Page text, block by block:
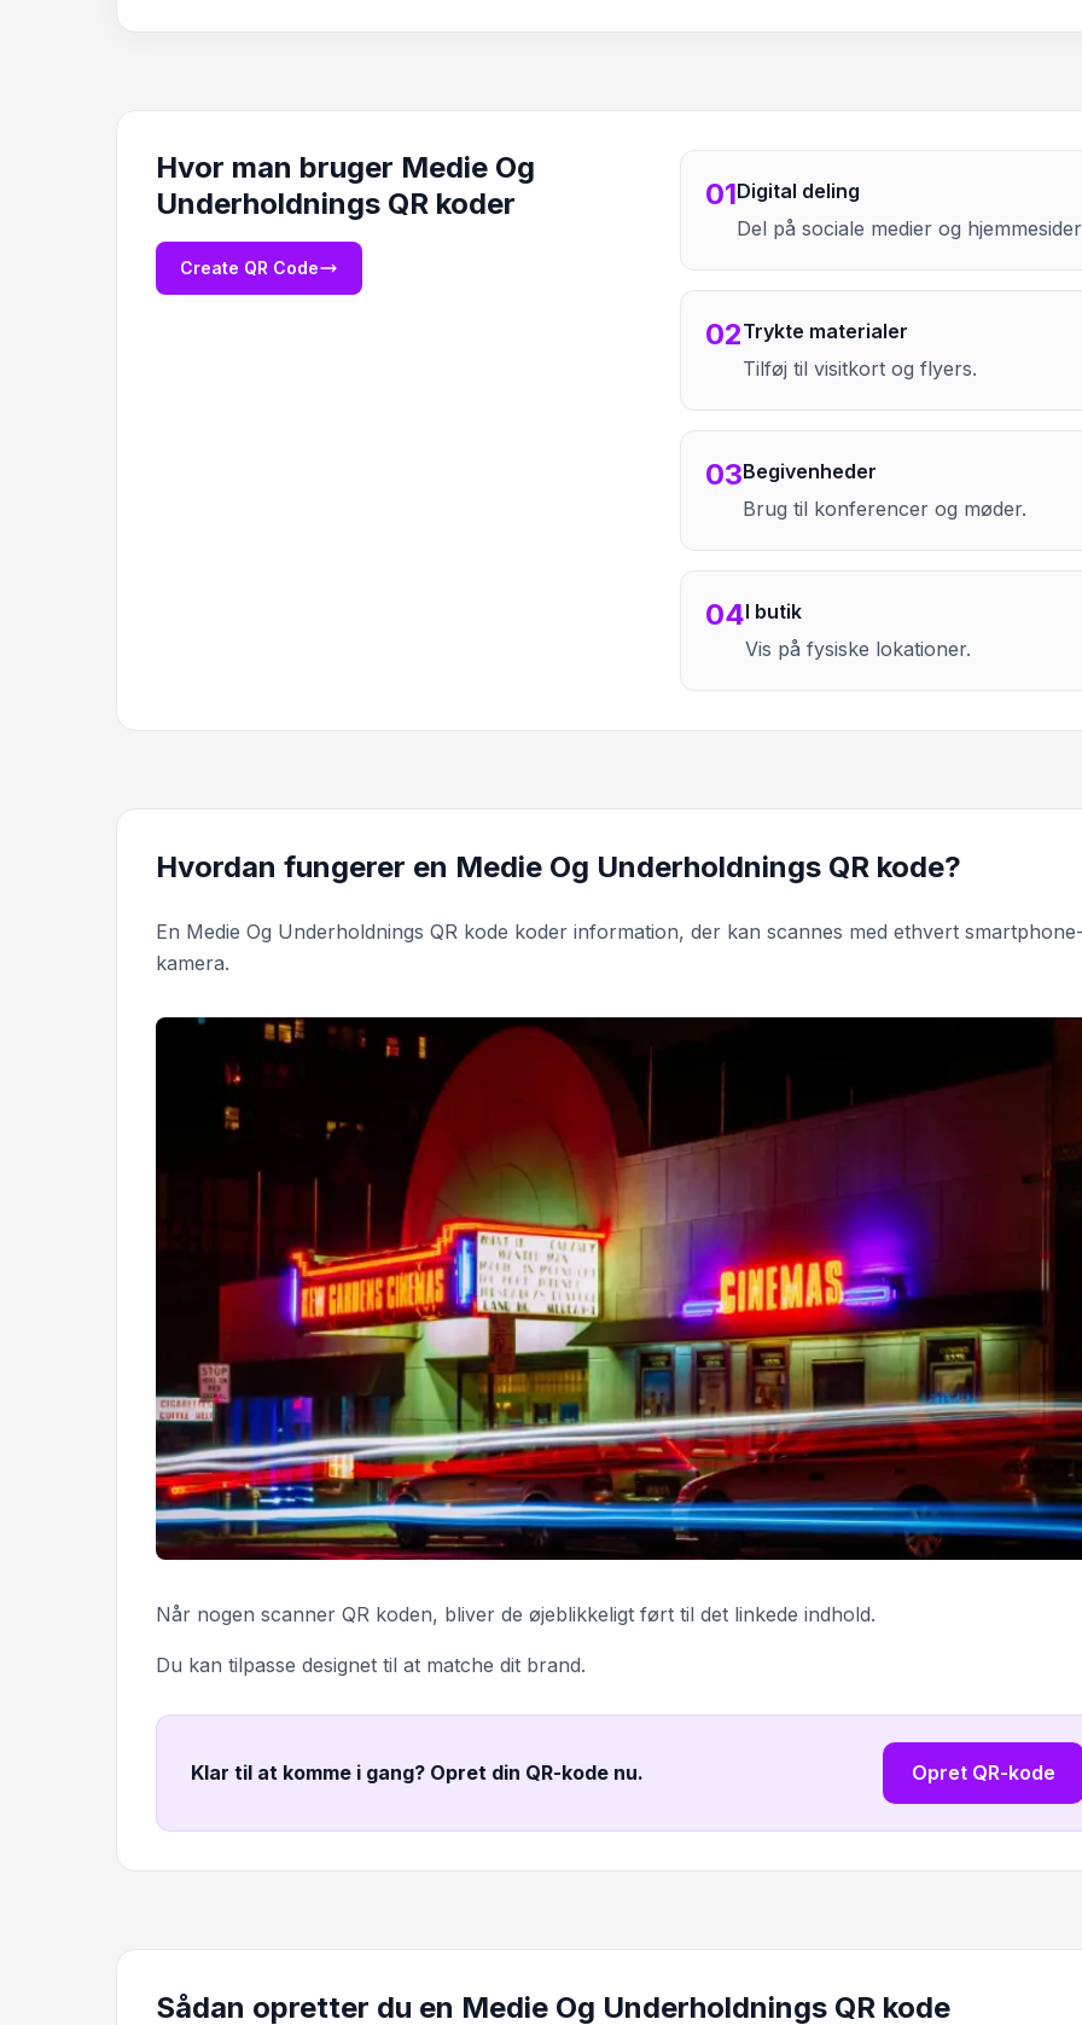
Hvor man bruger Medie Og
Underholdnings QR koder
Create QR Code
01Digital deling
Del på sociale medier og
02Trykte materialer
Tilføj til visitkort og flyers.
03Begivenheder
Brug til konferencer og møder.
04I butik
Vis på fysiske lokationer.
Hvordan fungerer en Medie Og Underholdnings QR kode?
En Medie Og Underholdnings QR kode koder information, der kan scannes med ethvert
kamera.
Når nogen scanner QR koden, bliver de øjeblikkeligt ført til det linkede indhold.
Du kan tilpasse designet til at matche dit brand.
Klar til at komme i gang? Opret din QR-kode nu. Opret QR-kode
Sådan opretter du en Medie Og Underholdnings QR kode